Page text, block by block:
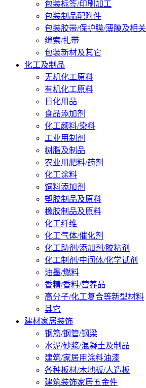
包装标签/印刷加工
包装制品配附件
包装胶带/保护膜/薄膜及相关
绳索/扎带
包装新材及其它
化工及制品
无机化工原料
有机化工原料
日化用品
食品添加剂
化工颜料/染料
工业用制剂
树脂及制品
农业用肥料/药剂
化工涂料
饲料添加剂
塑胶制品及原料
橡胶制品及原料
化工纤维
化工气体/催化剂
化工助剂/添加剂/胶粘剂
化工制剂/中间体/化学试剂
油墨/燃料
香精/香料/营养品
高分子/化工复合等新型材料
其它
建材家居装饰
钢筋/钢管/钢梁
水泥/砂浆/混凝土及制品
建筑/家居用涂料油漆
各种板材/木地板/人造板
建筑装饰家居五金件